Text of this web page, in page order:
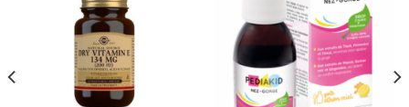
Add to
wishlist